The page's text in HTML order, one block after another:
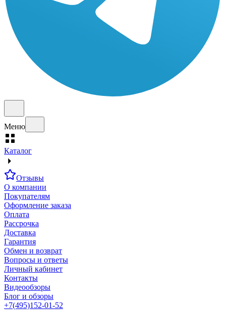
Меню
Каталог
Отзывы
О компании
Покупателям
Оформление заказа
Оплата
Рассрочка
Доставка
Гарантия
Обмен и возврат
Вопросы и ответы
Личный кабинет
Контакты
Видеообзоры
Блог и обзоры
+7(495)152-01-52